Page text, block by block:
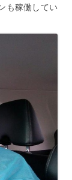
も稼働してい